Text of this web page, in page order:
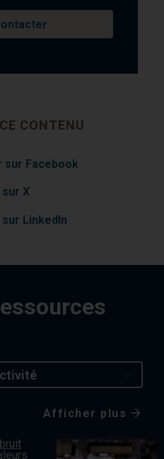
CONTENU
sur Facebook
X
LinkedIn
Afficher plus